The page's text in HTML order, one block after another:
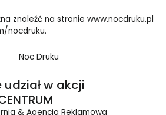
znaleźć na stronie www.nocdruku.pl
nocdruku.
w akcji
& Agencja Reklamowa